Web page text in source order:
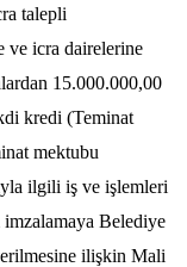
talepli
ve icra dairelerine
15.000.000,00
kredi (Teminat
mektubu
ilgili iş ve işlemleri
imzalamaya Belediye
ilişkin Mali